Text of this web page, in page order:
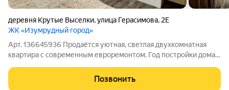
деревня Крутые Выселки,улица Герасимова, 2Е
ЖК «Изумрудный город»
Арт. 136645936 Продаётся уютная, светлая двухкомнатная
квартира с современным евроремонтом. Год постройки дома
обеспечивает отличную тепло- и звукоизоляцию. Комнаты
изолированные, создающие
Позвонить